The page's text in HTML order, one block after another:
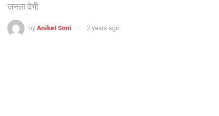
जनता देगी
by Aniket Soni 2 years ago